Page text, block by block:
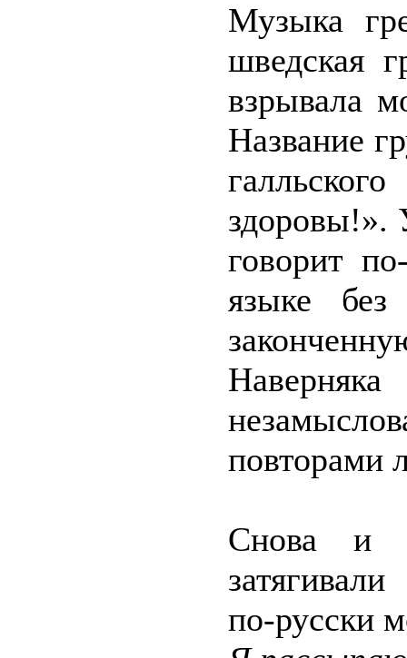
Музыка
шведская
взрывала
Название
здоровы!».
говорит
языке
повторами
Снова и
по-русски